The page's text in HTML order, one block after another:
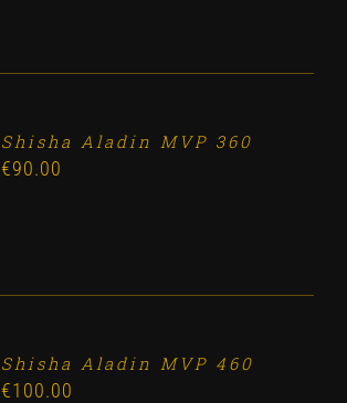
Shisha Aladin MVP 360
€90.00
Shisha Aladin MVP 460
€100.00